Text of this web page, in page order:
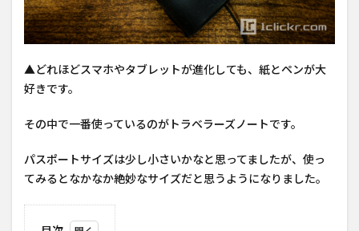
▲どれほどスマホやタブレットが進化しても、紙とペンが大
好きです。
その中で一番使っているのがトラベラーズノートです。
パスポートサイズは少し小さいかなと思ってましたが、使っ
てみるとなかなか絶妙なサイズだと思うようになりました。